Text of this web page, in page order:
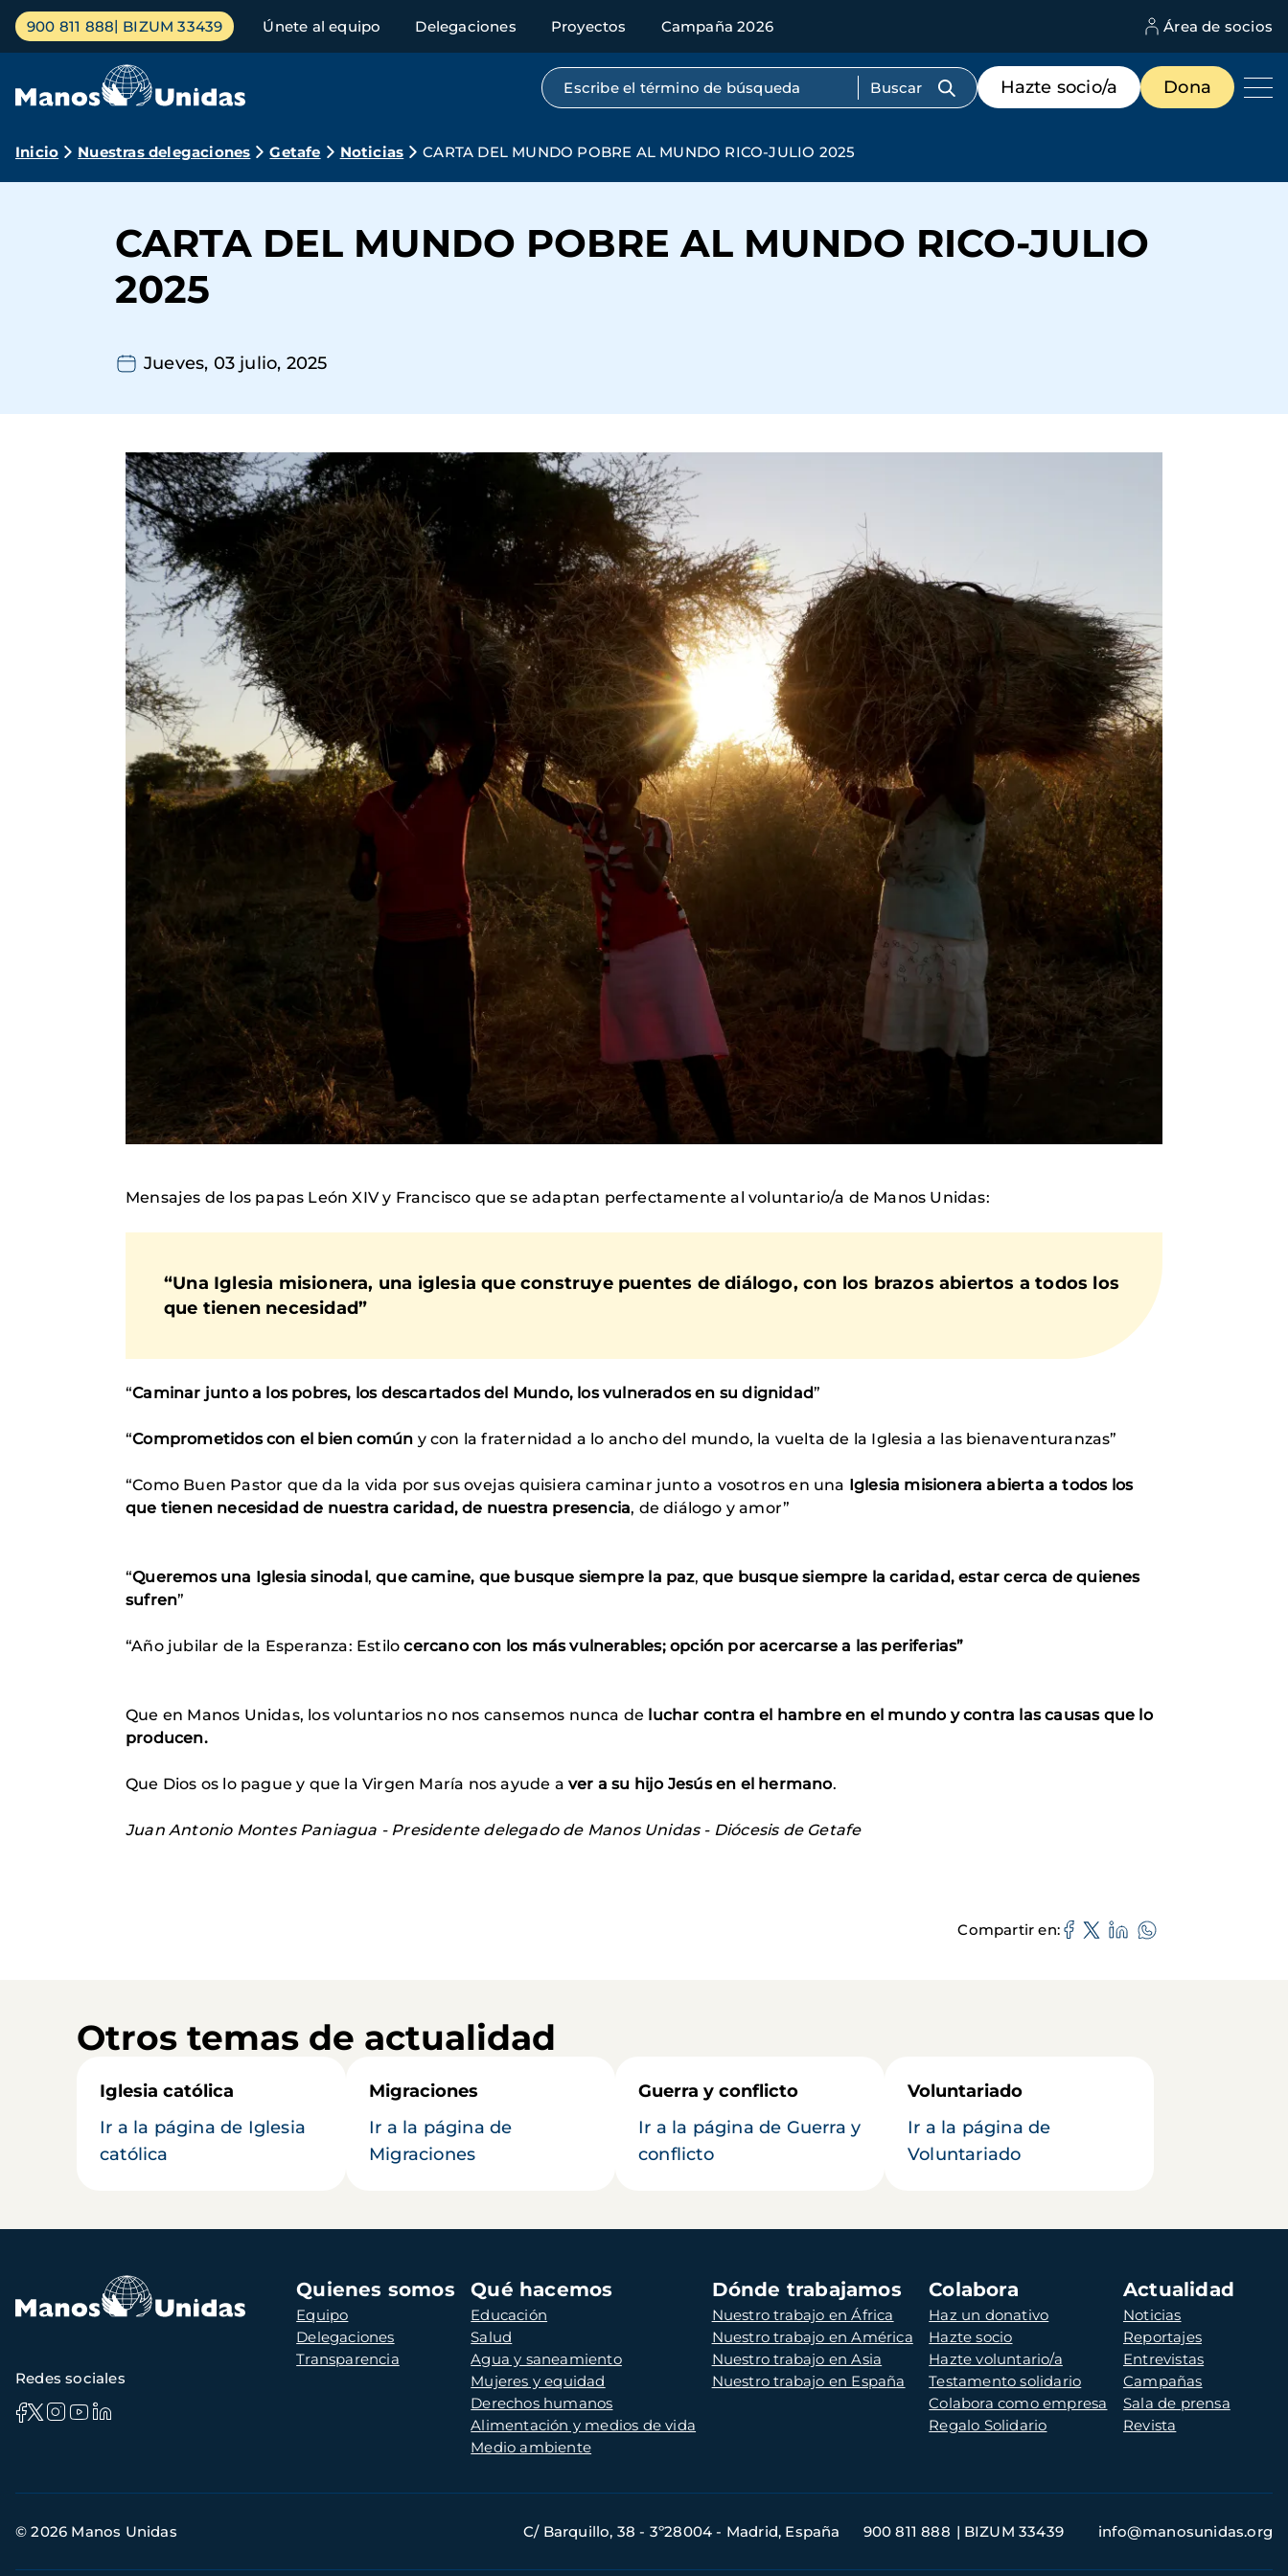
Pasar
contenido
Menú
principal
900 811 888 BIZUM 33439 Únete al equipo Delegaciones Proyectos Campaña 2026 Área de socios
Búsqueda por texto completo
Menú
de
destacados
Hazte socio/a Dona
Ruta
navegación
Inicio Nuestras delegaciones Getafe Noticias CARTA DEL MUNDO POBRE AL MUNDO RICO-JULIO 2025
CARTA DEL MUNDO POBRE AL MUNDO RICO-JULIO
2025
Jueves, 03 julio, 2025
Mensajes de los papas León XIV y Francisco que se adaptan perfectamente al voluntario/a de Manos Unidas:
“Una Iglesia misionera, una iglesia que construye puentes de diálogo, con los brazos abiertos a todos los
que tienen necesidad”
“Caminar junto a los pobres, los descartados del Mundo, los vulnerados en su dignidad”
“Comprometidos con el bien común y con la fraternidad a lo ancho del mundo, la vuelta de la Iglesia a las bienaventuranzas”
“Como Buen Pastor que da la vida por sus ovejas quisiera caminar junto a vosotros en una Iglesia misionera abierta a todos los
que tienen necesidad de nuestra caridad, de nuestra presencia, de diálogo y amor”
“Queremos una Iglesia sinodal,que camine, que busque siempre la paz,que busque siempre la caridad, estar cerca de quienes
sufren”
“Año jubilar de la Esperanza: Estilocercano con los más vulnerables; opción por acercarse a las periferias”
Que en Manos Unidas, los voluntarios no nos cansemos nunca de luchar contra el hambre en el mundo y contra las causas que lo
producen.
Que Dios os lo pague y que la Virgen María nos ayude a ver a su hijo Jesús en el hermano.
Juan Antonio Montes Paniagua - Presidente delegado de Manos Unidas - Diócesis de Getafe
Compartir en
Otros temas de actualidad
Iglesia católica
Ir a la página de Iglesia
católica
Migraciones
Ir a la página de
Migraciones
Guerra y conflicto
Ir a la página de Guerra y
conflicto
Voluntariado
Ir a la página de
Voluntariado
Navegación
principal
Quienes somos
Equipo
Delegaciones
Transparencia
Qué hacemos
Educación
Salud
Agua y saneamiento
Mujeres y equidad
Derechos humanos
Alimentación y medios de vida
Medio ambiente
Dónde trabajamos
Nuestro trabajo en África
Nuestro trabajo en América
Nuestro trabajo en Asia
Nuestro trabajo en España
Colabora
Haz un donativo
Hazte socio
Hazte voluntario/a
Testamento solidario
Colabora como empresa
Regalo Solidario
Actualidad
Noticias
Reportajes
Entrevistas
Campañas
Sala de prensa
Revista
Redes sociales
de
© 2026 Manos Unidas C/ Barquillo, 38 - 3º28004 - Madrid, España 900 811 888 BIZUM 33439 info@manosunidas.org